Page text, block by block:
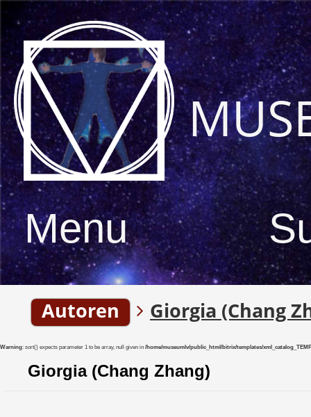
Menu
Autoren Giorgia (Chang
Warning: sort() expects parameter 1 to be array, null given in /home/museumlv/public_html/bitrix/templates/
Giorgia (Chang Zhang)